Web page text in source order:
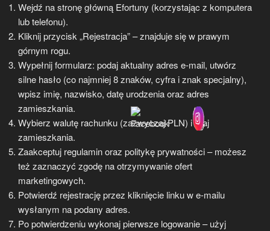
Wejdź na stronę główną Efortuny (korzystając z komputera
lub telefonu).
Kliknij przycisk „Rejestracja” – znajduje się w prawym
górnym rogu.
Wypełnij formularz: podaj aktualny adres e-mail, utwórz
silne hasło (co najmniej 8 znaków, cyfra i znak specjalny),
wpisz imię, nazwisko, datę urodzenia oraz adres
zamieszkania.
Wybierz walutę rachunku (zazwyczaj PLN) i kraj
zamieszkania.
Zaakceptuj regulamin oraz politykę prywatności – możesz
też zaznaczyć zgodę na otrzymywanie ofert
marketingowych.
Potwierdź rejestrację przez kliknięcie linku w e-mailu
wysłanym na podany adres.
Po potwierdzeniu wykonaj pierwsze logowanie – użyj